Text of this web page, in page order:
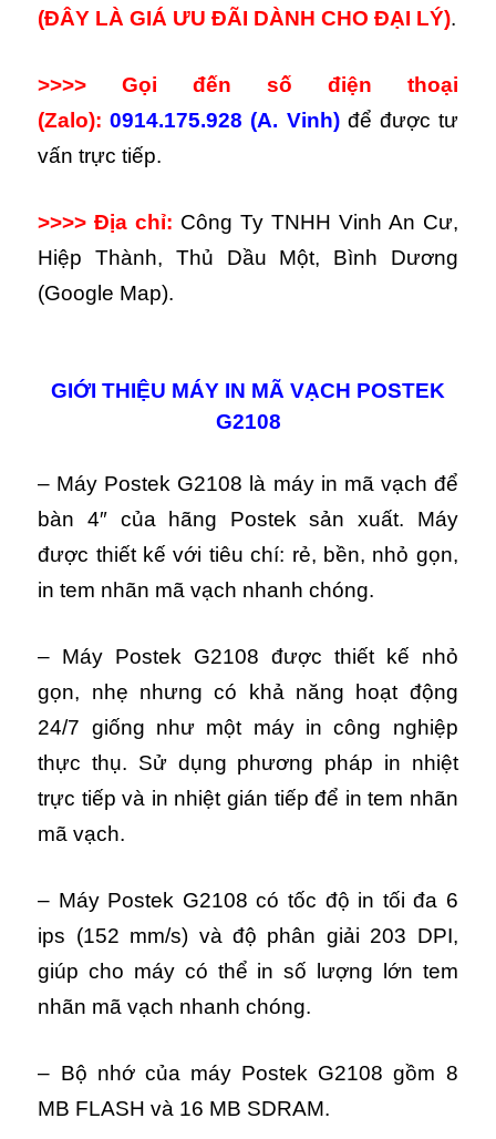
(ĐÂY LÀ GIÁ ƯU ĐÃI DÀNH CHO ĐẠI LÝ).
>>>> Gọi đến số điện thoại
(Zalo): 0914.175.928 (A. Vinh)để được tư
vấn trực tiếp.
>>>> Địa chỉ: Công Ty TNHH Vinh An Cư,
Hiệp Thành, Thủ Dầu Một, Bình Dương
(Google Map).
GIỚI THIỆU MÁY IN MÃ VẠCH POSTEK
G2108
– Máy Postek G2108 là máy in mã vạch để
bàn 4″ của hãng Postek sản xuất. Máy
được thiết kế với tiêu chí: rẻ, bền, nhỏ gọn,
in tem nhãn mã vạch nhanh chóng.
– Máy Postek G2108 được thiết kế nhỏ
gọn, nhẹ nhưng có khả năng hoạt động
24/7 giống như một máy in công nghiệp
thực thụ. Sử dụng phương pháp in nhiệt
trực tiếp và in nhiệt gián tiếp để in tem nhãn
mã vạch.
– Máy Postek G2108 có tốc độ in tối đa 6
ips (152 mm/s) và độ phân giải 203 DPI,
giúp cho máy có thể in số lượng lớn tem
nhãn mã vạch nhanh chóng.
– Bộ nhớ của máy Postek G2108 gồm 8
MB FLASH và 16 MB SDRAM.